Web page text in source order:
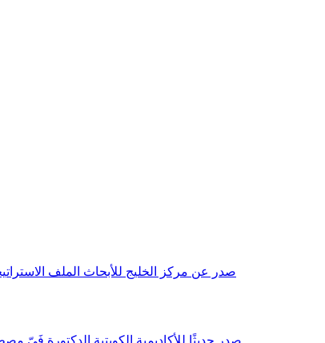
صدر عن مركز الخليج للأبحاث الملف الاستراتيجي السنوي مع بداية عام 2026م، باللغتين العربية والانجليزية وتضمن
صدر حديثًا للأكاديمية الكويتية الدكتورة